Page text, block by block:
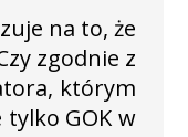
na to, że
zgodnie z
którym
tylko GOK w